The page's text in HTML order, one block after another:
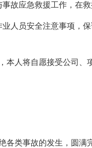
故应急救援工作，在救
人员安全注意事项，
本人将自愿接受公司、
各类事故的发生，圆满